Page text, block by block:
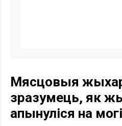
Мясцовыя
зразумець, як
апынуліся на